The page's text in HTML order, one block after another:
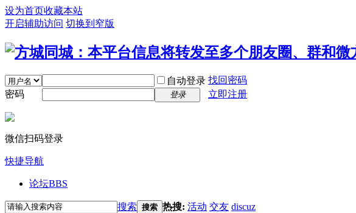
设为首页收藏本站
开启辅助访问 切换到窄版
自动登录 找回密码
密码
登录 立即注册
微信扫码登录
快捷导航
论坛BBS
搜索 搜索 热搜: 活动 交友 discuz